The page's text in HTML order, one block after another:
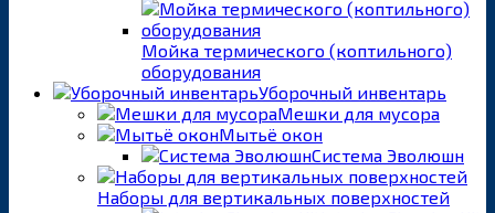
Мойка термического (коптильного)
оборудования
Уборочный инвентарь
Мешки для мусора
Мытьё окон
Система Эволюшн
Наборы для вертикальных поверхностей